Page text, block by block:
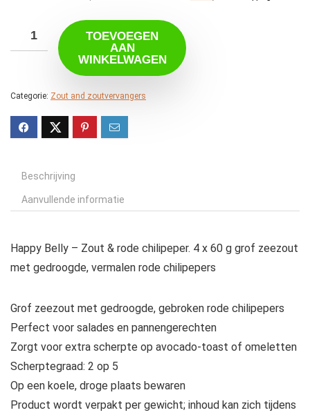
TOEVOEGEN
AAN
WINKELWAGEN
Categorie: Zout and zoutvervangers
Beschrijving
Aanvullende informatie
Happy Belly – Zout & rode chilipeper. 4 x 60 g grof zeezout
met gedroogde, vermalen rode chilipepers
Grof zeezout met gedroogde, gebroken rode chilipepers
Perfect voor salades en pannengerechten
Zorgt voor extra scherpte op avocado-toast of omeletten
Scherptegraad: 2 op 5
Op een koele, droge plaats bewaren
Product wordt verpakt per gewicht; inhoud kan zich tijdens